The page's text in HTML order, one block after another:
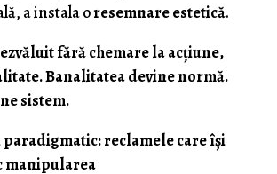
a instala oresemnare estetică.
fără chemare la acțiune,
Banalitatea devine normă.
sistem.
reclamele care își
manipularea